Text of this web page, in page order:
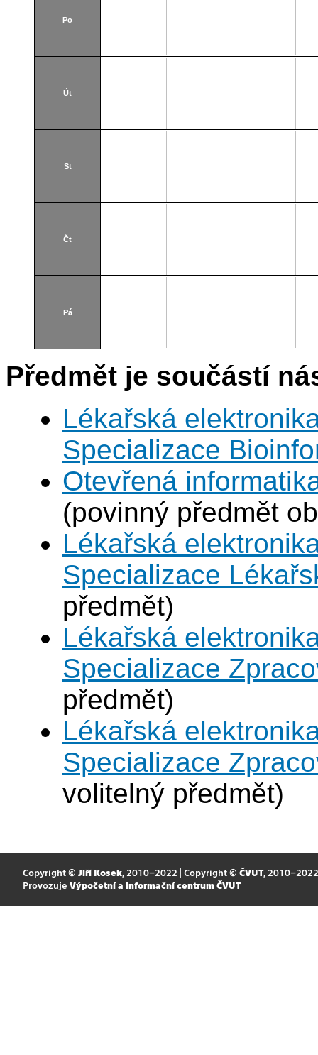
Po
Út
St
Čt
Pá
Předmět je součástí
Lékařská
Specializace
Otevřená
(povinný předmět
Lékařská
Specializace
předmět)
Lékařská
Specializace
předmět)
Lékařská
Specializace
volitelný předmět)
Copyright © Jiří Kosek, 2010–2022 | Copyright © ČVUT, 2010–2022
Provozuje Výpočetní a informační centrum ČVUT